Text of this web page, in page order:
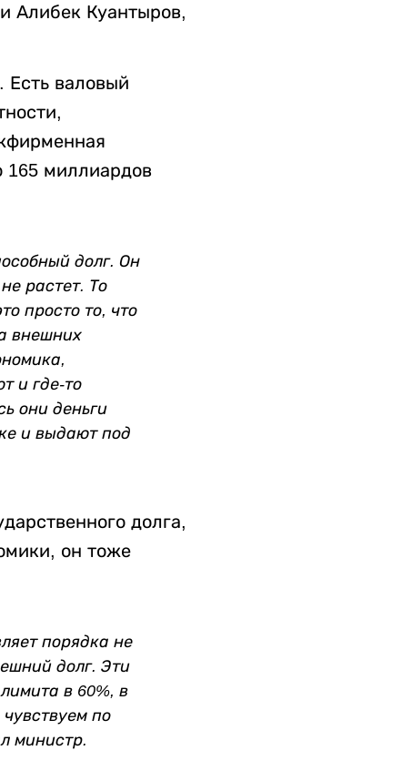
Алибек Куантыров,
Есть валовый
165 миллиардов
долг. Он
растет. То
просто то, что
внешних
и где-то
они деньги
и выдают под
долга,
он тоже
порядка не
долг. Эти
в 60%, в
по
министр.